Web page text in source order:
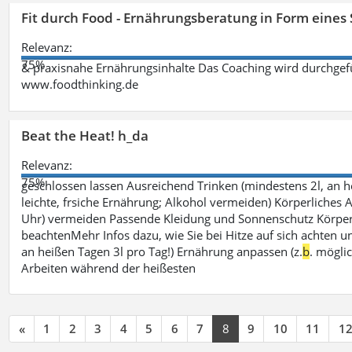
Fit durch Food - Ernährungsberatung in Form eines
Relevanz:
75%
& praxisnahe Ernährungsinhalte Das Coaching wird
www.foodthinking.de
Beat the Heat! h_da
Relevanz:
75%
geschlossen lassen Ausreichend Trinken (mindestens 2l, an
leichte, frsiche Ernährung; Alkohol vermeiden) Körperliches
Uhr) vermeiden Passende Kleidung und Sonnenschutz
beachtenMehr Infos dazu, wie Sie bei Hitze auf sich achten
an heißen Tagen 3l pro Tag!) Ernährung anpassen (z.b.
Arbeiten während der heißesten
« 1 2 3 4 5 6 7 8 9 10 11 12